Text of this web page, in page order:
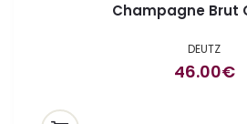
Champagne Brut
DEUTZ
46.00€